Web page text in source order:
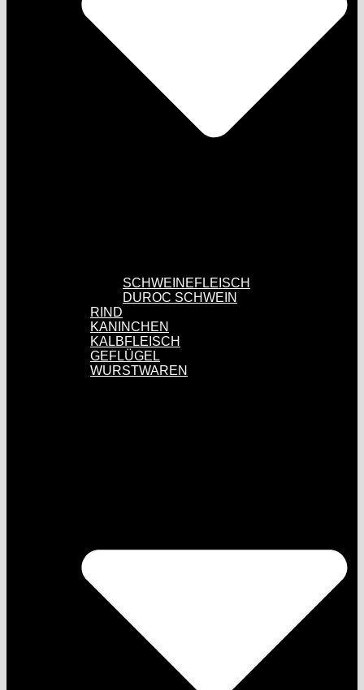
SCHWEINEFLEISCH
DUROC SCHWEIN
RIND
KANINCHEN
KALBFLEISCH
GEFLÜGEL
WURSTWAREN